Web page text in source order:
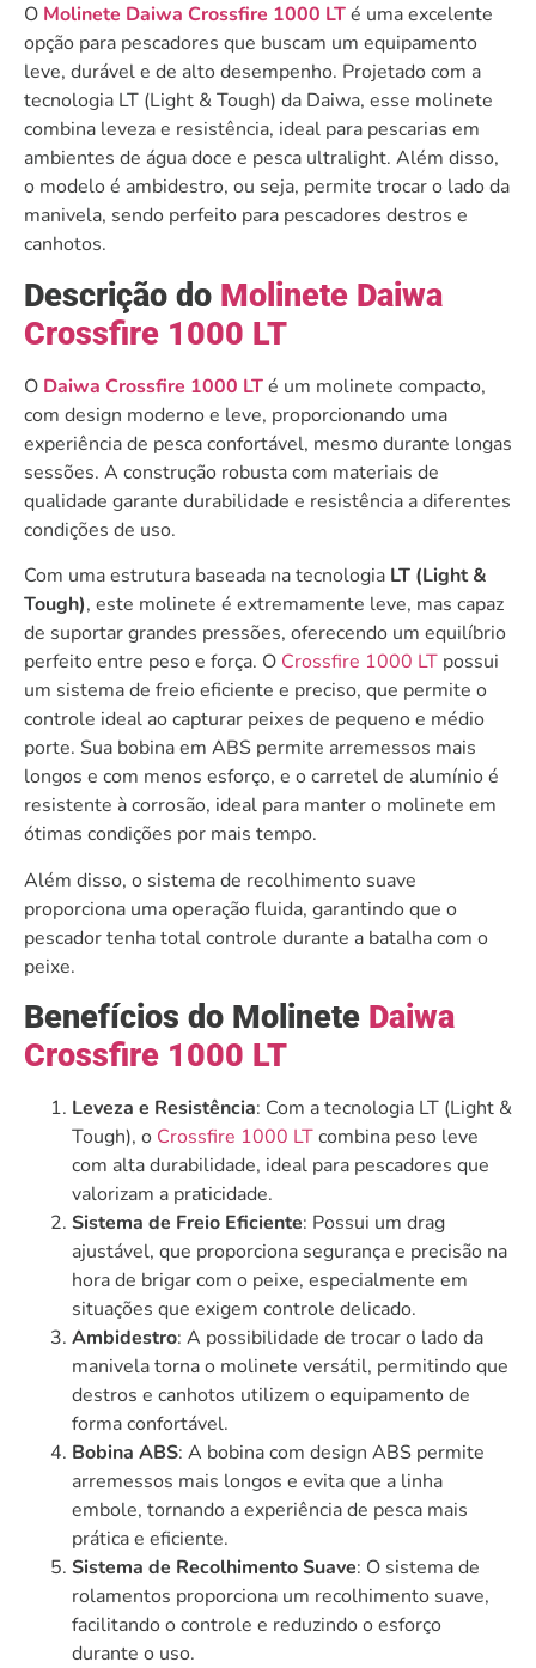
O Molinete Daiwa Crossfire 1000 LTé uma excelente
opção para pescadores que buscam um equipamento
leve, durável e de alto desempenho. Projetado com a
tecnologia LT (Light & Tough) da Daiwa, esse molinete
combina leveza e resistência, ideal para pescarias em
ambientes de água doce e pesca ultralight. Além disso,
o modelo é ambidestro, ou seja, permite trocar o lado da
manivela, sendo perfeito para pescadores destros e
canhotos.
Descrição do Molinete Daiwa
Crossfire 1000 LT
O Daiwa Crossfire 1000 LTé um molinete compacto,
com design moderno e leve, proporcionando uma
experiência de pesca confortável, mesmo durante longas
sessões. A construção robusta com materiais de
qualidade garante durabilidade e resistência a diferentes
condições de uso.
Com uma estrutura baseada na tecnologia LT (Light &
Tough), este molinete é extremamente leve, mas capaz
de suportar grandes pressões, oferecendo um equilíbrio
perfeito entre peso e força. O Crossfire 1000 LT possui
um sistema de freio eficiente e preciso, que permite o
controle ideal ao capturar peixes de pequeno e médio
porte. Sua bobina em ABS permite arremessos mais
longos e com menos esforço, e o carretel de alumínio é
resistente à corrosão, ideal para manter o molinete em
ótimas condições por mais tempo.
Além disso, o sistema de recolhimento suave
proporciona uma operação fluida, garantindo que o
pescador tenha total controle durante a batalha com o
peixe.
Benefícios do Molinete Daiwa
Crossfire 1000 LT
Leveza e Resistência: Com a tecnologia LT (Light &
Tough), o Crossfire 1000 LTcombina peso leve
com alta durabilidade, ideal para pescadores que
valorizam a praticidade.
Sistema de Freio Eficiente: Possui um drag
ajustável, que proporciona segurança e precisão na
hora de brigar com o peixe, especialmente em
situações que exigem controle delicado.
Ambidestro: A possibilidade de trocar o lado da
manivela torna o molinete versátil, permitindo que
destros e canhotos utilizem o equipamento de
forma confortável.
Bobina ABS: A bobina com design ABS permite
arremessos mais longos e evita que a linha
embole, tornando a experiência de pesca mais
prática e eficiente.
Sistema de Recolhimento Suave: O sistema de
rolamentos proporciona um recolhimento suave,
facilitando o controle e reduzindo o esforço
durante o uso.